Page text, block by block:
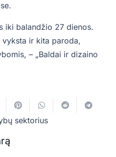
iki balandžio 27 dienos.
vyksta ir kita paroda,
– „Baldai ir dizaino
sektorius